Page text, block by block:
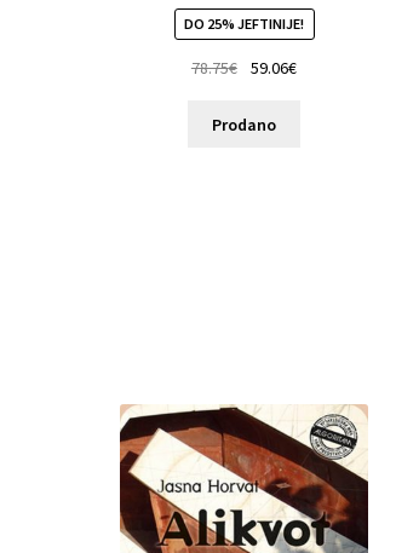
DO 25% JEFTINIJE!
78.75€ 59.06€
Prodano